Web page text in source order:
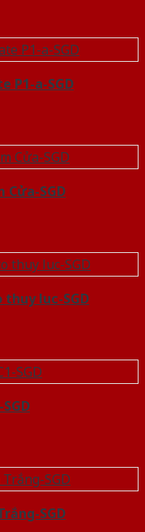
P1-a-SGD
Cửa-SGD
thuy luc-SGD
SGD